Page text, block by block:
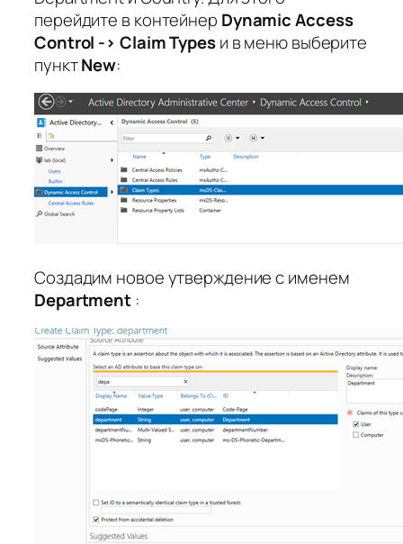
перейдите в контейнер Dynamic Access
Control -> Claim Typesи в меню выберите
пунктNew:
Создадим новое утверждение с именем
Department :